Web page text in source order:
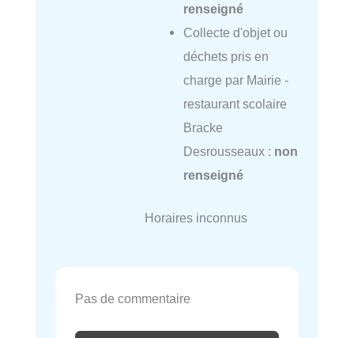
renseigné
Collecte d'objet ou
déchets pris en
charge par Mairie -
restaurant scolaire
Bracke
Desrousseaux : non
renseigné
Horaires inconnus
Pas de commentaire